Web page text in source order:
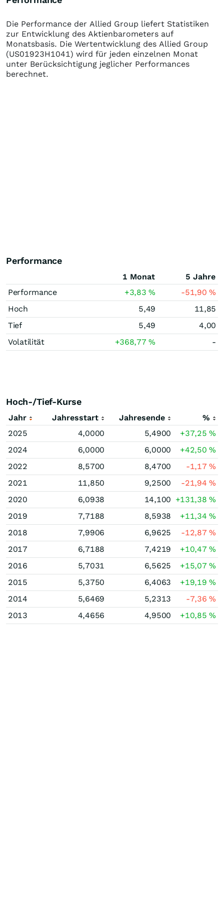
Die Performance der Allied Group liefert Statistiken
zur Entwicklung des Aktienbarometers auf
Monatsbasis. Die Wertentwicklung des Allied Group
(US01923H1041) wird für jeden einzelnen Monat
unter Berücksichtigung jeglicher Performances
berechnet.
Performance
1 Monat
5 Jahre
Performance
+3,83% -51,90%
Hoch
5,49
11,85
Tief
5,49
4,00
Volatilität
+368,77% -
Hoch-/Tief-Kurse
Jahr Jahresstart Jahresende
%
2025
4,0000 5,4900 +37,25%
2024
6,0000 6,0000 +42,50%
2022
8,5700 8,4700 -1,17%
2021
11,850 9,2500 -21,94%
2020
6,0938 14,100 +131,38%
2019
7,7188 8,5938 +11,34%
2018
7,9906 6,9625 -12,87%
2017
6,7188 7,4219 +10,47%
2016
5,7031 6,5625 +15,07%
2015
5,3750 6,4063 +19,19%
2014
5,6469 5,2313 -7,36%
2013
4,4656 4,9500 +10,85%